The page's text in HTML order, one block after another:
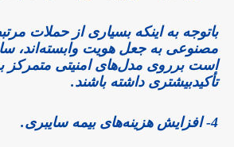
باتوجه به اینکه بسیاری از حملات
مصنوعی به جعل هویت وابسته‌اند،
است برروی مدل‌های امنیتی متمرکز
تأکیدبیشتری داشته باشند.
4- افزایش هزینه‌های بیمه سایبری.